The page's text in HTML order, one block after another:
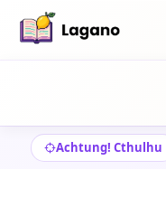
Achtung! Cthulhu